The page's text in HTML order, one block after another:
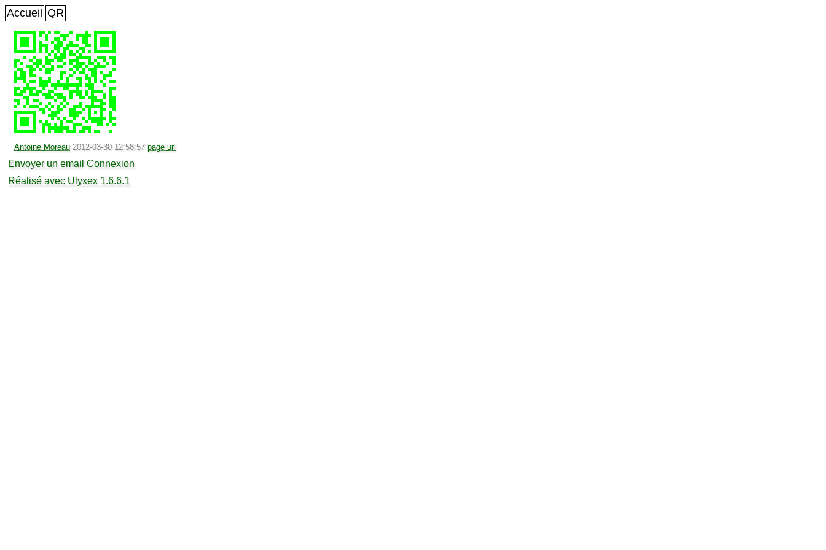
Accueil QR
Antoine Moreau 2012-03-30 12:58:57 page url
Envoyer un email Connexion
Réalisé avec Ulyxex 1.6.6.1